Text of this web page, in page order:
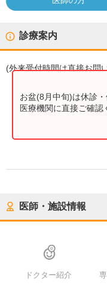
診療案内
(外来受付時間は直接お問
お盆(8月中旬)は休診
医療機関に直接ご確認
医師・施設情報
ドクター紹介